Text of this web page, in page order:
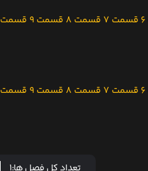
قسمت 7 قسمت 8 قسمت 9 قسمت 10
قسمت 7 قسمت 8 قسمت 9 قسمت 10